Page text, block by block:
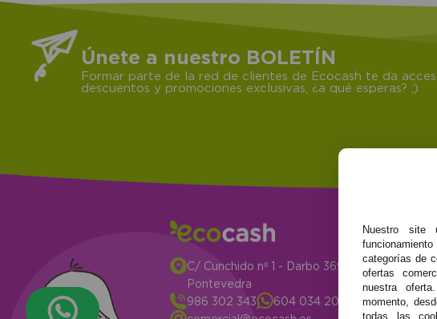
Únete a nuestro BOLETÍN
Formar parte de la red de clientes de Ecocash te da
descuentos y promociones exclusivas, ¿a qué esperas? ;)
C/ Cunchido nº 1 - Darbo 36940 Cangas
Pontevedra
986 302 343
604 034 204
Nuestro site
categorías de
ofertas
nuestra
momento,
todas las